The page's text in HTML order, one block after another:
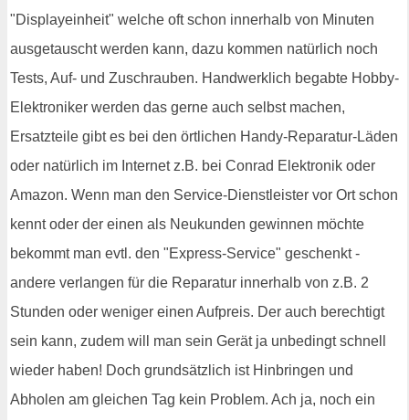
"Displayeinheit" welche oft schon innerhalb von Minuten
ausgetauscht werden kann, dazu kommen natürlich noch
Tests, Auf- und Zuschrauben. Handwerklich begabte Hobby-
Elektroniker werden das gerne auch selbst machen,
Ersatzteile gibt es bei den örtlichen Handy-Reparatur-Läden
oder natürlich im Internet z.B. bei Conrad Elektronik oder
Amazon. Wenn man den Service-Dienstleister vor Ort schon
kennt oder der einen als Neukunden gewinnen möchte
bekommt man evtl. den "Express-Service" geschenkt -
andere verlangen für die Reparatur innerhalb von z.B. 2
Stunden oder weniger einen Aufpreis. Der auch berechtigt
sein kann, zudem will man sein Gerät ja unbedingt schnell
wieder haben! Doch grundsätzlich ist Hinbringen und
Abholen am gleichen Tag kein Problem. Ach ja, noch ein